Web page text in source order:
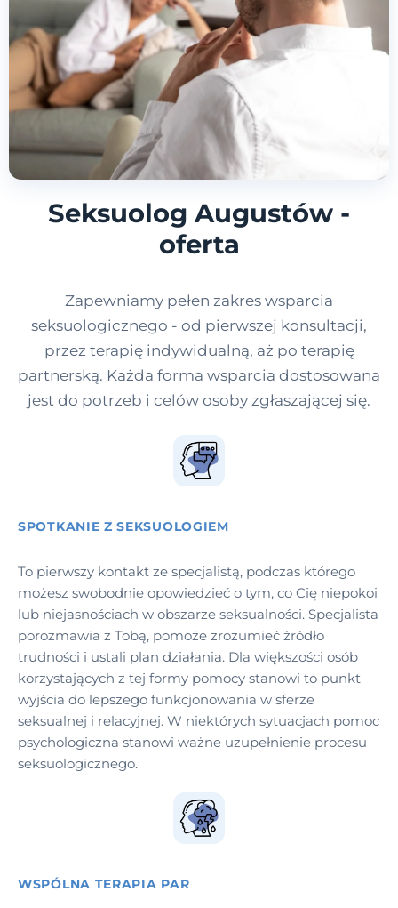
Seksuolog Augustów -
oferta
Zapewniamy pełen zakres wsparcia
seksuologicznego - od pierwszej konsultacji,
przez terapię indywidualną, aż po terapię
partnerską. Każda forma wsparcia dostosowana
jest do potrzeb i celów osoby zgłaszającej się.
SPOTKANIE Z SEKSUOLOGIEM
To pierwszy kontakt ze specjalistą, podczas którego
możesz swobodnie opowiedzieć o tym, co Cię niepokoi
lub niejasnościach w obszarze seksualności. Specjalista
porozmawia z Tobą, pomoże zrozumieć źródło
trudności i ustali plan działania. Dla większości osób
korzystających z tej formy pomocy stanowi to punkt
wyjścia do lepszego funkcjonowania w sferze
seksualnej i relacyjnej. W niektórych sytuacjach pomoc
psychologiczna stanowi ważne uzupełnienie procesu
seksuologicznego.
WSPÓLNA TERAPIA PAR